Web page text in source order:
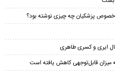
ایری و کسری طاهری
میزان قابل‌توجهی کاهش یافته است